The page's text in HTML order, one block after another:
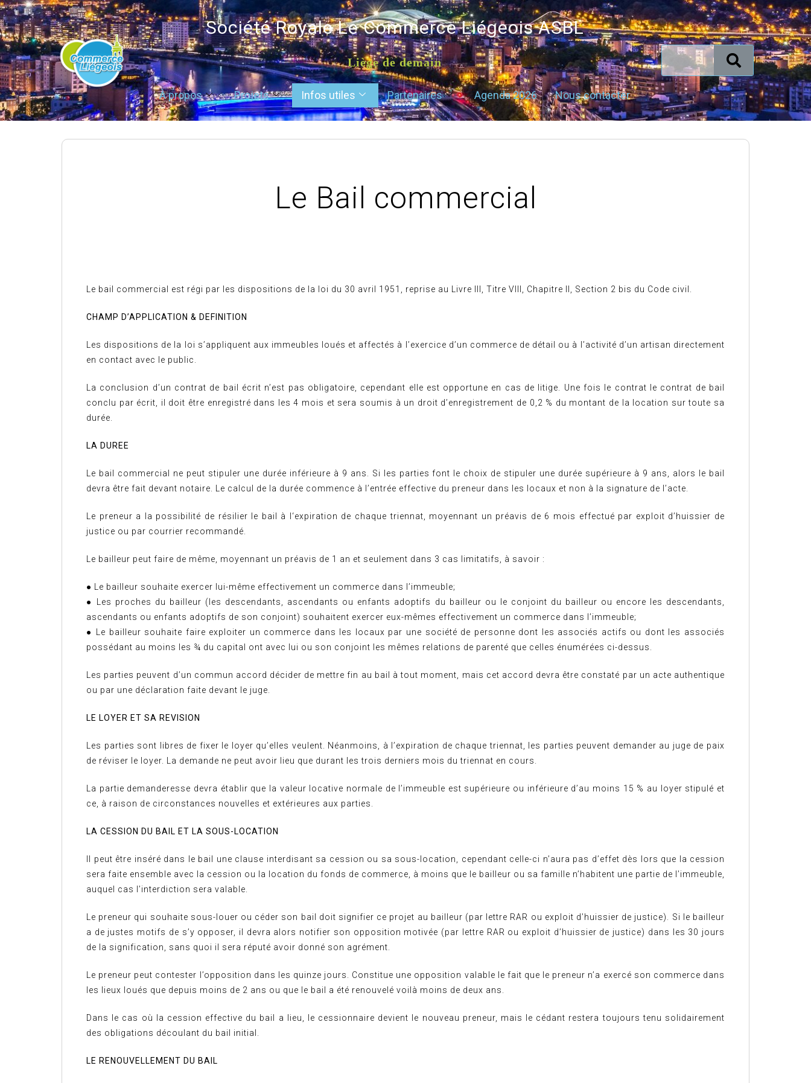
Société Royale Le Commerce Liégeois ASBL
Liège de demain
À propos Projets Infos utiles Partenaires Agenda 2026 Nous contacter
Le Bail commercial
Le bail commercial est régi par les dispositions de la loi du 30 avril 1951, reprise au Livre III, Titre VIII, Chapitre II, Section 2 bis du Code civil.
CHAMP D’APPLICATION & DEFINITION
Les dispositions de la loi s’appliquent aux immeubles loués et affectés à l’exercice d’un commerce de détail ou à l’activité d’un artisan directement
en contact avec le public.
La conclusion d’un contrat de bail écrit n’est pas obligatoire, cependant elle est opportune en cas de litige. Une fois le contrat le contrat de bail
conclu par écrit, il doit être enregistré dans les 4 mois et sera soumis à un droit d’enregistrement de 0,2 % du montant de la location sur toute sa
durée.
LA DUREE
Le bail commercial ne peut stipuler une durée inférieure à 9 ans. Si les parties font le choix de stipuler une durée supérieure à 9 ans, alors le bail
devra être fait devant notaire. Le calcul de la durée commence à l’entrée effective du preneur dans les locaux et non à la signature de l’acte.
Le preneur a la possibilité de résilier le bail à l‘expiration de chaque triennat, moyennant un préavis de 6 mois effectué par exploit d’huissier de
justice ou par courrier recommandé.
Le bailleur peut faire de même, moyennant un préavis de 1 an et seulement dans 3 cas limitatifs, à savoir :
● Le bailleur souhaite exercer lui-même effectivement un commerce dans l’immeuble;
● Les proches du bailleur (les descendants, ascendants ou enfants adoptifs du bailleur ou le conjoint du bailleur ou encore les descendants,
ascendants ou enfants adoptifs de son conjoint) souhaitent exercer eux-mêmes effectivement un commerce dans l’immeuble;
● Le bailleur souhaite faire exploiter un commerce dans les locaux par une société de personne dont les associés actifs ou dont les associés
possédant au moins les ¾ du capital ont avec lui ou son conjoint les mêmes relations de parenté que celles énumérées ci-dessus.
Les parties peuvent d’un commun accord décider de mettre fin au bail à tout moment, mais cet accord devra être constaté par un acte authentique
ou par une déclaration faite devant le juge.
LE LOYER ET SA REVISION
Les parties sont libres de fixer le loyer qu’elles veulent. Néanmoins, à l’expiration de chaque triennat, les parties peuvent demander au juge de paix
de réviser le loyer. La demande ne peut avoir lieu que durant les trois derniers mois du triennat en cours.
La partie demanderesse devra établir que la valeur locative normale de l’immeuble est supérieure ou inférieure d’au moins 15 % au loyer stipulé et
ce, à raison de circonstances nouvelles et extérieures aux parties.
LA CESSION DU BAIL ET LA SOUS-LOCATION
Il peut être inséré dans le bail une clause interdisant sa cession ou sa sous-location, cependant celle-ci n’aura pas d’effet dès lors que la cession
sera faite ensemble avec la cession ou la location du fonds de commerce, à moins que le bailleur ou sa famille n’habitent une partie de l’immeuble,
auquel cas l’interdiction sera valable.
Le preneur qui souhaite sous-louer ou céder son bail doit signifier ce projet au bailleur (par lettre RAR ou exploit d’huissier de justice). Si le bailleur
a de justes motifs de s’y opposer, il devra alors notifier son opposition motivée (par lettre RAR ou exploit d’huissier de justice) dans les 30 jours
de la signification, sans quoi il sera réputé avoir donné son agrément.
Le preneur peut contester l’opposition dans les quinze jours. Constitue une opposition valable le fait que le preneur n’a exercé son commerce dans
les lieux loués que depuis moins de 2 ans ou que le bail a été renouvelé voilà moins de deux ans.
Dans le cas où la cession effective du bail a lieu, le cessionnaire devient le nouveau preneur, mais le cédant restera toujours tenu solidairement
des obligations découlant du bail initial.
LE RENOUVELLEMENT DU BAIL